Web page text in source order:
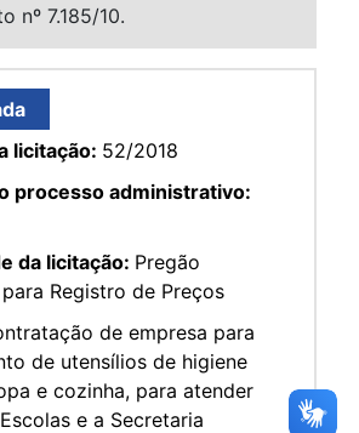
fonte
nº 7.185/10.
licitação: 52/2018
processo administrativo:
da licitação: Pregão
Registro de Preços
de empresa para
de utensílios de higiene
e cozinha, para atender
e a Secretaria